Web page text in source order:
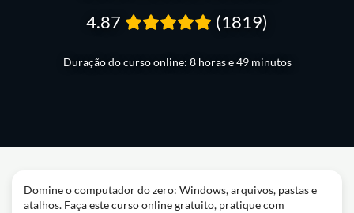
Duração do curso online: 8 horas e 49 minutos
4.87 (1819)
Domine o computador do zero: Windows, arquivos, pastas e
atalhos. Faça este curso online gratuito, pratique com